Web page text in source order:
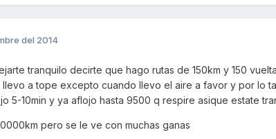
del 2014
tranquilo decirte que hago rutas de 150km y 150
llevo a tope excepto cuando llevo el aire a favor y por lo
5-10min y ya aflojo hasta 9500 q respire asique estate
pero se le ve con muchas ganas